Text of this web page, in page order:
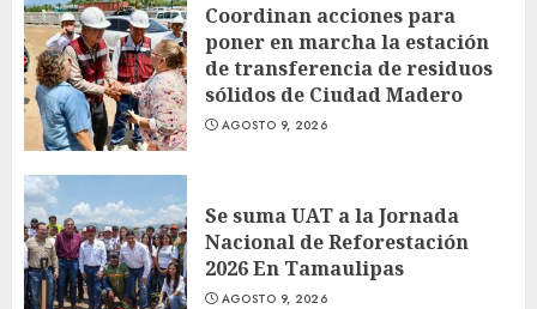
Coordinan acciones para
poner en marcha la estación
de transferencia de residuos
sólidos de Ciudad Madero
AGOSTO 9, 2026
Se suma UAT a la Jornada
Nacional de Reforestación
2026 En Tamaulipas
AGOSTO 9, 2026